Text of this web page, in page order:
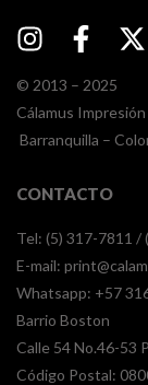
© 2013 – 2025
Cálamus
Barranquilla –
CONTACTO
Tel: (5) 317-7811 /
E-mail:
Whatsapp: +57
Barrio Boston
Calle 54 No.46-53
Código Postal: